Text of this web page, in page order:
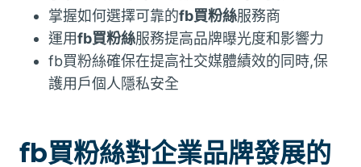
掌握如何選擇可靠的fb買粉絲服務商
運用fb買粉絲服務提高品牌曝光度和影響力
fb買粉絲確保在提高社交媒體績效的同時,保
護用戶個人隱私安全
fb買粉絲對企業品牌發展的